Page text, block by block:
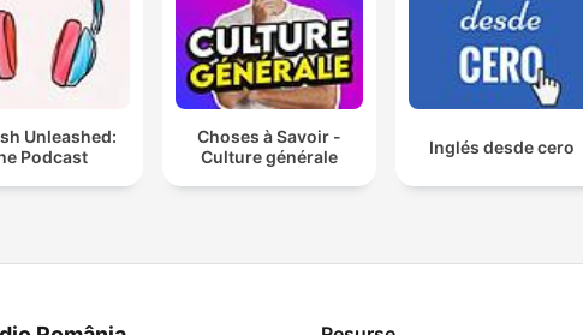
Unleashed:
Podcast
Choses à Savoir -
Culture générale
Inglés desde cero